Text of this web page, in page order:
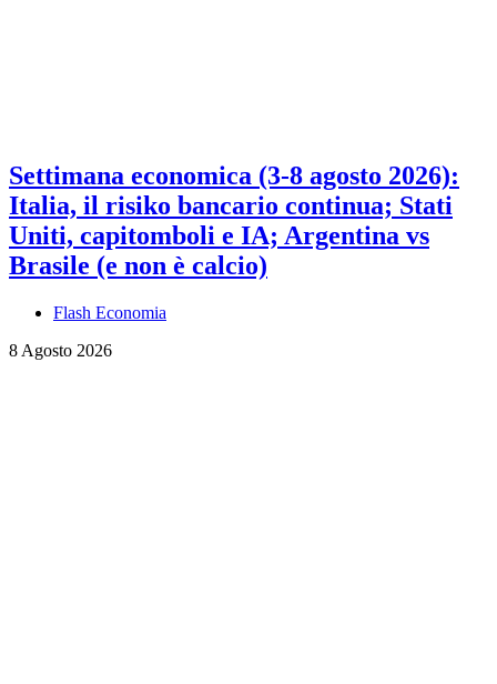
Settimana economica (3-8 agosto 2026):
Italia, il risiko bancario continua; Stati
Uniti, capitomboli e IA; Argentina vs
Brasile (e non è calcio)
Flash Economia
8 Agosto 2026